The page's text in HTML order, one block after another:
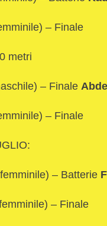
– Finale
metri
– Finale
– Finale
– Batterie
– Finale